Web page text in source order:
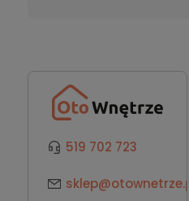
519 702 723
sklep@otownetrze.pl